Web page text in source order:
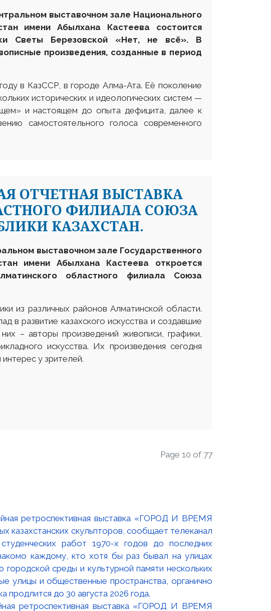
выставочном зале Национального
имени Абылхана Кастеева состоится
Светы Березовской «Нет, не всё». В
произведения, созданные в период
в КазССР, в городе Алма-Ата. Её поколение
исторических и идеологических систем —
и настоящем до опыта дефицита, далее к
самостоятельного голоса современного
ОТЧЕТНАЯ ВЫСТАВКА
ФИЛИАЛА СОЮЗА
КАЗАХСТАН.
выставочном зале Государственного
имени Абылхана Кастеева откроется
областного филиала Союза
из различных районов Алматинской области.
в развитие казахского искусства и создавшие
– авторы произведений живописи, графики,
искусства. Их произведения сегодня
у зрителей.
Page 10 of 77
ретроспективная выставка «ГОРОД И ВРЕМЯ